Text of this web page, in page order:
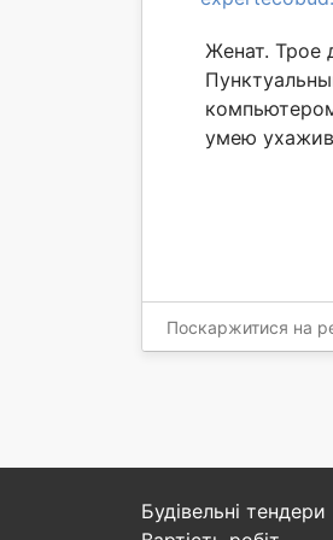
Женат. Трое
умею
Поскаржитися на
Будівельні тендери